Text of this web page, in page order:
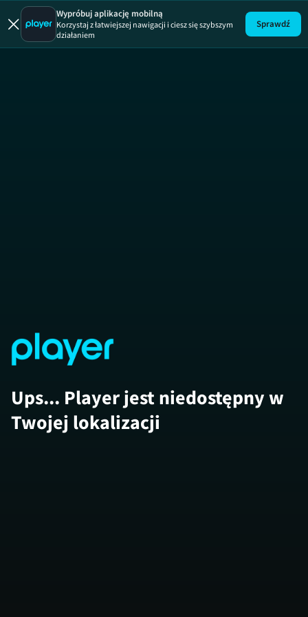
Wypróbuj aplikację mobilną
Korzystaj z łatwiejszej nawigacji i ciesz się szybszym
działaniem
Sprawdź
Ups... Player jest niedostępny w
Twojej lokalizacji